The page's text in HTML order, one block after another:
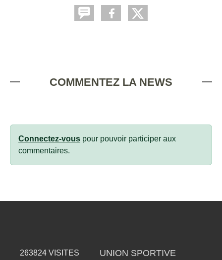
COMMENTEZ LA NEWS
Connectez-vous pour pouvoir participer aux
commentaires.
263824 VISITES
UNION SPORTIVE